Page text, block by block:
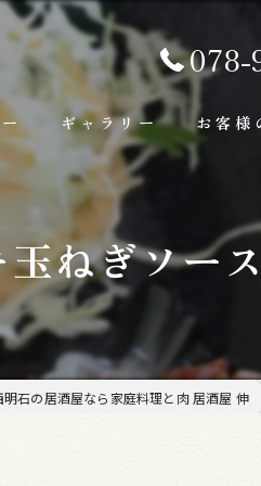
078-
ランチ
料理
み物
ギャラリー お客様
ねぎソース
明石の居酒屋なら家庭料理と肉 居酒屋 伸